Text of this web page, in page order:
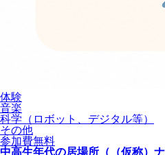
体験
音楽
科学（ロボット、デジタル等）
その他
参加費無料
中高生年代の居場所（（仮称）